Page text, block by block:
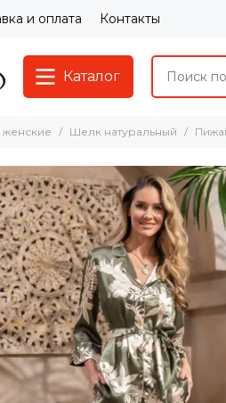
и оплата Контакты
Каталог
Шелк натуральный